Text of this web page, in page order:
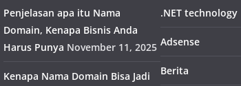
Penjelasan apa itu Nama
Domain, Kenapa Bisnis Anda
Harus Punya November 11, 2025
Kenapa Nama Domain Bisa Jadi
.NET technology
Adsense
Berita